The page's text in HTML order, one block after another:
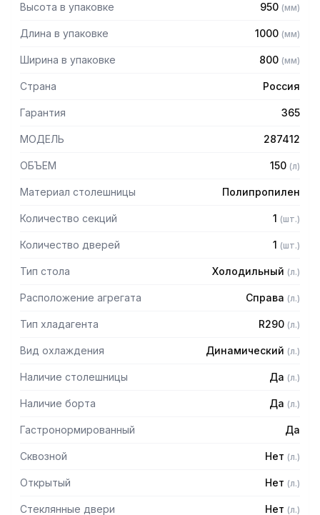
— Оттайка: автоматическая
— Размер полок: 530х325 мм (GN 1/1)
— Кол-во полок в комплекте: 1
— Толщина столешницы: 50 мм
— Высота борта: 50 мм
Регулируемые по высоте ножки, автоматические
легкозаменяемые магнитные уплотнители.
Высота в упаковке 950 (мм)
Длина в упаковке 1000 (мм)
Ширина в упаковке 800 (мм)
Страна Россия
Гарантия 365
МОДЕЛЬ 287412
ОБЪЕМ 150 (л)
Материал столешницы Полипропилен
Количество секций 1 (шт.)
Количество дверей 1 (шт.)
Тип стола Холодильный (л.)
Расположение агрегата Справа (л.)
Тип хладагента R290 (л.)
Вид охлаждения Динамический (л.)
Наличие столешницы Да (л.)
Наличие борта Да (л.)
Гастронормированный Да
Сквозной Нет (л.)
Открытый Нет (л.)
Стеклянные двери Нет (л.)